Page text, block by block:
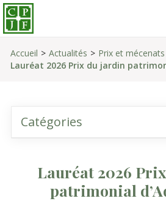
Accueil Actualités
Prix et mécenats
Lauréat 2026 Prix du jardin
Catégories
Lauréat 2026
patrimonial